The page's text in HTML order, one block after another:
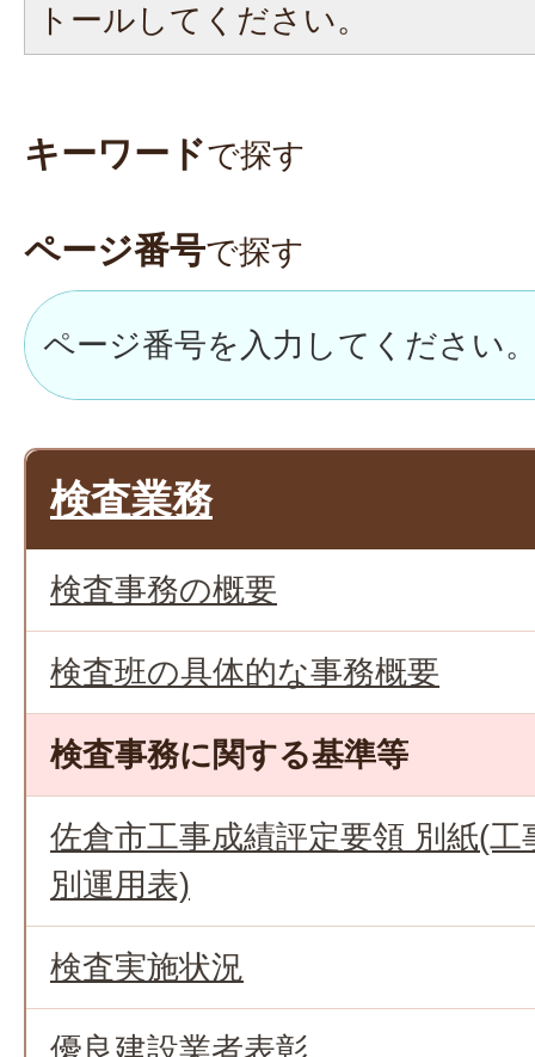
トールしてください。
キーワードで探す
ページ番号で探す
検査業務
検査事務の概要
検査班の具体的な事務概要
検査事務に関する基準等
佐倉市工事成績評定要領 別紙(
別運用表)
検査実施状況
優良建設業者表彰